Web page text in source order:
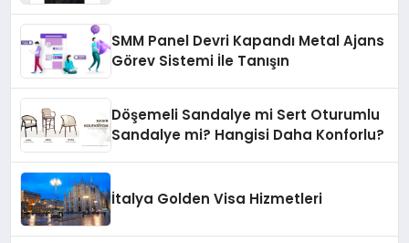
SMM Panel Devri Kapandı Metal Ajans
Görev Sistemi İle Tanışın
Döşemeli Sandalye mi Sert Oturumlu
Sandalye mi? Hangisi Daha Konforlu?
İtalya Golden Visa Hizmetleri